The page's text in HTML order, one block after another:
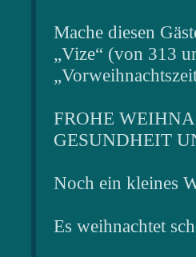
Mache diesen
„Vize“ (von 313
FROHE
GESUNDHEIT
Noch ein kleines
Es weihnachtet